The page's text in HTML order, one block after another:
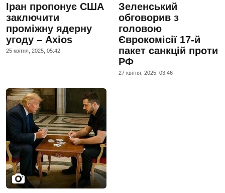
Іран пропонує США
заключити
проміжну ядерну
угоду – Axios
25 квiтня, 2025, 05:42
Зеленський
обговорив з
головою
Єврокомісії 17-й
пакет санкцій проти
РФ
27 квiтня, 2025, 03:46